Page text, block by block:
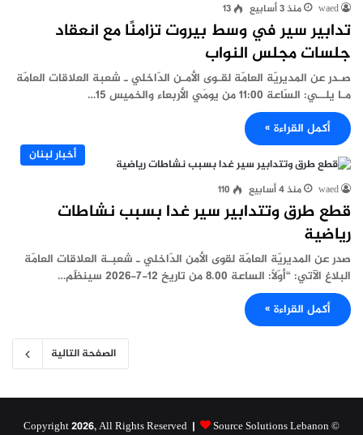
waed منذ 3 أسابيع 13
تدابير سير في وسط بيروت تزامنًا مع انعقاد
جلسات مجلس النواب
صـدر عن المديريّة العامّة لقـوى الأمـن الدّاخلي ـ شعبة العلاقات العامّة
مـا يلــي: السّاعة 11:00 من يومَي الأربعاء والخميس 15…
أكمل القراءة »
أخبار لبنان
waed منذ 4 أسابيع 110
قطع طرق وتتدابير سير غدا بسبب نشاطات
رياضية
صدر عن المديريّة العامّة لقوى الأمن الدّاخلي ـ شعبـة العلاقات العامّة
البلاغ الآتي: “أوّلًا: الساعة 8.00 من تاريخ 12-7-2026 سينظّم…
أكمل القراءة »
الصفحة التالية
© Copyright 2026, All Rights Reserved |
Source Solutions Lebanon